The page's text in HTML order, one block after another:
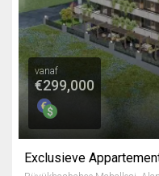
vanaf
€299,000